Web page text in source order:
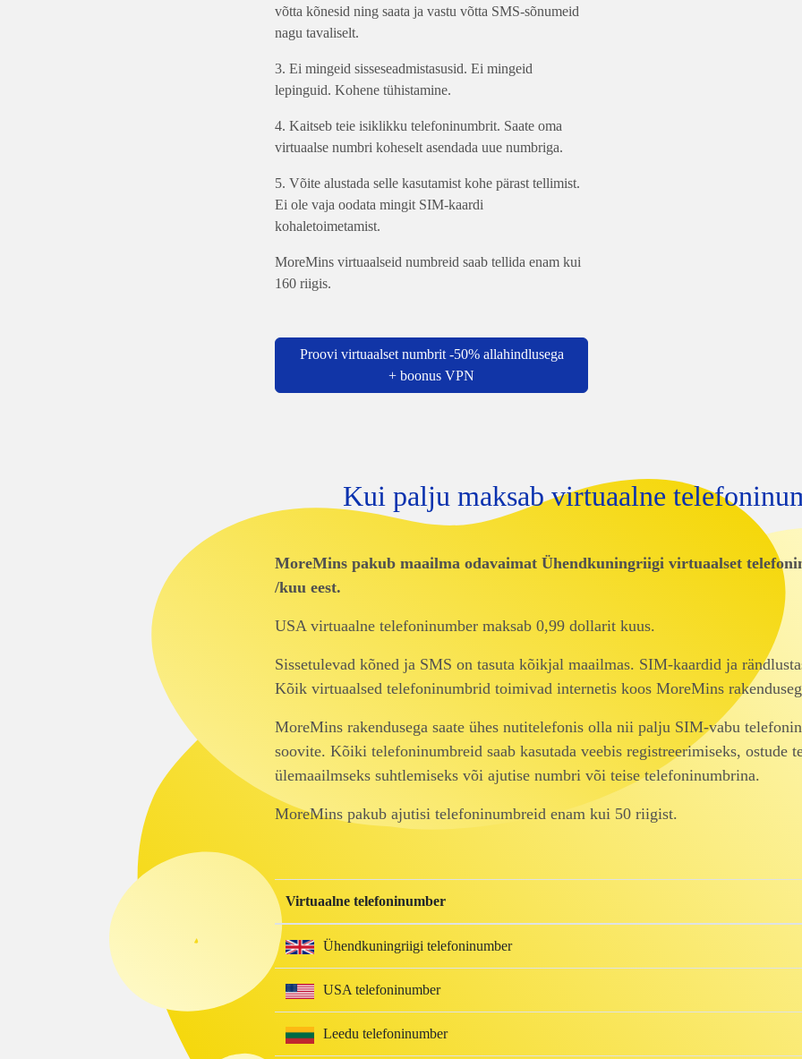
võtta kõnesid ning saata ja vastu võtta SMS-sõnumeid
nagu tavaliselt.
3. Ei mingeid sisseseadmistasusid. Ei mingeid
lepinguid. Kohene tühistamine.
4. Kaitseb teie isiklikku telefoninumbrit. Saate oma
virtuaalse numbri koheselt asendada uue numbriga.
5. Võite alustada selle kasutamist kohe pärast tellimist.
Ei ole vaja oodata mingit SIM-kaardi
kohaletoimetamist.
MoreMins virtuaalseid numbreid saab tellida enam kui
160 riigis.
Proovi virtuaalset numbrit -50% allahindlusega
+ boonus VPN
Kui palju maksab virtuaalne
MoreMins pakub maailma odavaimat Ühendkuningriigi virtuaalset
/kuu eest.
USA virtuaalne telefoninumber maksab 0,99 dollarit kuus.
Sissetulevad kõned ja SMS on tasuta kõikjal maailmas. SIM-kaardid ja
Kõik virtuaalsed telefoninumbrid toimivad internetis koos MoreMins
MoreMins rakendusega saate ühes nutitelefonis olla nii palju SIM-vabu
soovite. Kõiki telefoninumbreid saab kasutada veebis registreerimiseks, ostude
ülemaailmseks suhtlemiseks või ajutise numbri või teise telefoninumbrina.
MoreMins pakub ajutisi telefoninumbreid enam kui 50 riigist.
Virtuaalne telefoninumber
Ühendkuningriigi telefoninumber
USA telefoninumber
Leedu telefoninumber